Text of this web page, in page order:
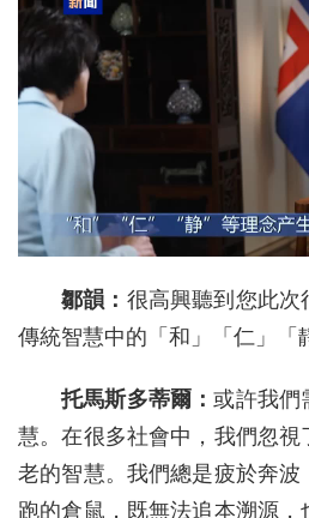
鄒韻： 很高興聽到您此次
傳統智慧中的「和」「仁」「
托馬斯多蒂爾：或許我們
慧。在很多社會中，我們忽
老的智慧。我們總是疲於奔
跑的倉鼠，既無法追本溯源